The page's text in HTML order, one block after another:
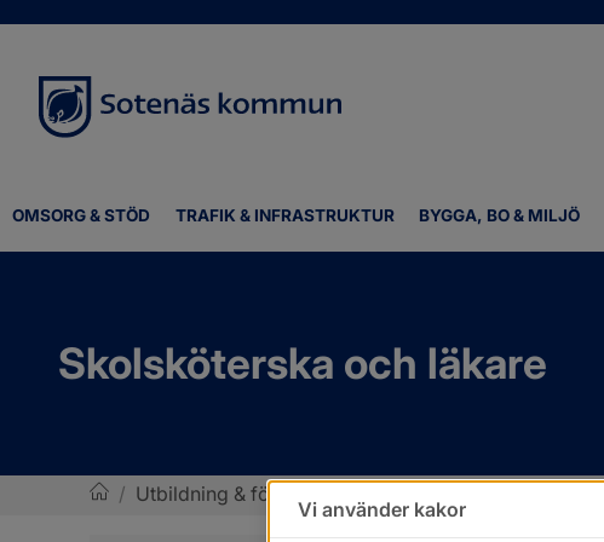
OMSORG & STÖD TRAFIK & INFRASTRUKTUR BYGGA, BO & MILJÖ
Skolsköterska och läkare
/ Utbildning & förskola
Vi använder kakor